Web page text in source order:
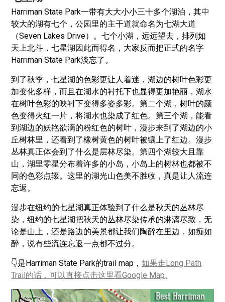
Harriman State Park一带有大大小小三十多个湖泊，其中
较大的湖有七个，公园里的主干道就命名为七湖大道
（Seven Lakes Drive）。七个小湖，远远望去，排列如
天上北斗，七星湖因此而得名，大家反而把正式的名字
Harriman State Park淡忘了。
到了秋季，七星湖的色彩更让人着迷，湖边的树叶色彩更
加变化多样，而且在湖水的衬托下也显得更加艳丽，湖水
在树叶色彩的映衬下变得多姿多彩。第二个湖，树叶的颜
色变得火红一片，将湖水也染成了红色。第三个湖，能看
到湖边的妖艳欲滴的粉红色的树叶，漫步来到了湖边的小
丘树林里，还看到了橡树黄色的树叶被镶上了红边。漫步
丛林真正体会到了什么是层林尽染。第四个湖较大且靠
山，湖里零星分布着许多的小岛，小岛上的树林也都被不
同的色彩点辍。这里的湖光山色美不胜收，真是让人流连
忘返。
漫步在纽约的七星湖真正体验到了什么是秋天的丛林尽
染，纽约的七星湖把秋天的丛林尽染传承的淋漓尽致，无
论是山上，还是路边的美景都让我们陶醉在里边，如痴如
醉，说有些流连忘返一点都不过分。
👇是Harriman State Park的trail map，如果走Long Path
Trail的话，可以直接点击这里看Google Map。